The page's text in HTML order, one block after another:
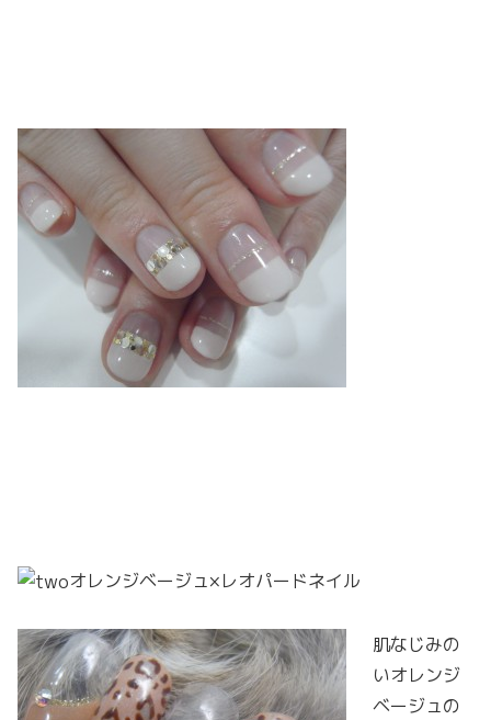
オレンジベージュ×レオパードネイル
肌なじみの
いオレンジ
ベージュの